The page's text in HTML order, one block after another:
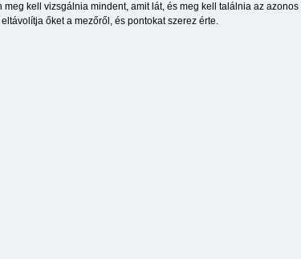
kell vizsgálnia mindent, amit lát, és meg kell találnia az
őket a mezőről, és pontokat szerez érte.